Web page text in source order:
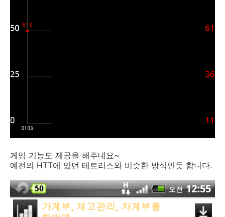
게임 기능도 제공을 해주네요~
예전의 HTT에 있던 테트리스와 비슷한 방식인듯 합니다.